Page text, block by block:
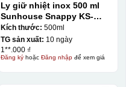
Ly giữ nhiệt inox 500 ml
Sunhouse Snappy KS-
TU500S
Kích thước: 500ml
TG sản xuất: 10 ngày
1**.000 ₫
Đăng kýhoặc Đăng nhậpđể xem giá